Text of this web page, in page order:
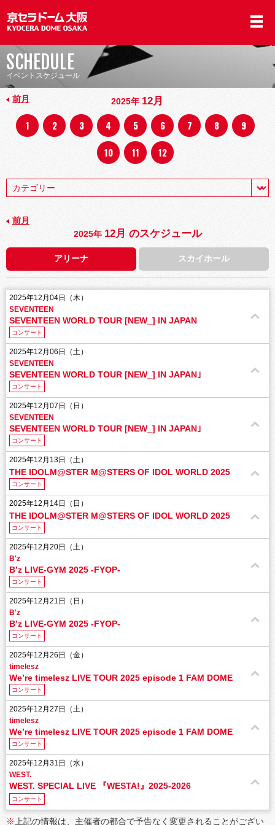
SCHEDULE
イベントスケジュール
前月 2025年 12月
1 2 3 4 5 6 7 8
9
10
11 12
前月
2025年 12月 のスケジュール
アリーナ スカイホール
2025年12月04日（木）
SEVENTEEN
SEVENTEEN WORLD TOUR [NEW_] IN JAPAN
コンサート
2025年12月06日（土）
SEVENTEEN
SEVENTEEN WORLD TOUR [NEW_] IN JAPAN｣
コンサート
2025年12月07日（日）
SEVENTEEN
SEVENTEEN WORLD TOUR [NEW_] IN JAPAN｣
コンサート
2025年12月13日（土）
THE IDOLM@STER M@STERS OF IDOL WORLD 2025
コンサート
2025年12月14日（日）
THE IDOLM@STER M@STERS OF IDOL WORLD 2025
コンサート
2025年12月20日（土）
B'z
B’z LIVE-GYM 2025 -FYOP-
コンサート
2025年12月21日（日）
B'z
B’z LIVE-GYM 2025 -FYOP-
コンサート
2025年12月26日（金）
timelesz
We’re timelesz LIVE TOUR 2025 episode 1 FAM DOME
コンサート
2025年12月27日（土）
timelesz
We’re timelesz LIVE TOUR 2025 episode 1 FAM DOME
コンサート
2025年12月31日（水）
WEST.
WEST. SPECIAL LIVE 『WESTA!』2025-2026
コンサート
※ 上記の情報は、主催者の都合で予告なく変更されることがござい